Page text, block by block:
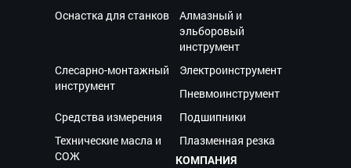
Оснастка для станков
Алмазный и
эльборовый
инструмент
Слесарно-монтажный
инструмент
Электроинструмент
Пневмоинструмент
Средства измерения
Подшипники
Технические масла и
СОЖ
Плазменная резка
КОМПАНИЯ